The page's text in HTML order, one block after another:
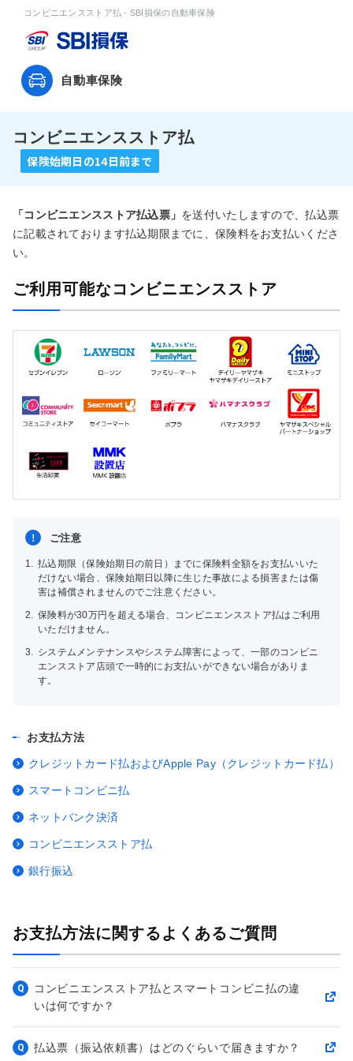
コンビニエンスストア払 - SBI損保の自動車保険
自動車保険
コンビニエンスストア払
保険始期日の14日前まで
「コンビニエンスストア払込票」 を送付いたしますので、払込票
に記載されております払込期限までに、保険料をお支払いくださ
い。
ご利用可能なコンビニエンスストア
ご注意
1.
払込期限（保険始期日の前日）までに保険料全額をお支払いいた
だけない場合、保険始期日以降に生じた事故による損害または傷
害は補償されませんのでご注意ください。
2.
保険料が30万円を超える場合、コンビニエンスストア払はご利用
いただけません。
3.
システムメンテナンスやシステム障害によって、一部のコンビニ
エンスストア店頭で一時的にお支払いができない場合がありま
す。
お支払方法
クレジットカード払およびApple Pay（クレジットカード払）
スマートコンビニ払
ネットバンク決済
コンビニエンスストア払
銀行振込
お支払方法に関するよくあるご質問
Q
コンビニエンスストア払とスマートコンビニ払の違
いは何ですか？
Q 払込票（振込依頼書）はどのぐらいで届きますか？